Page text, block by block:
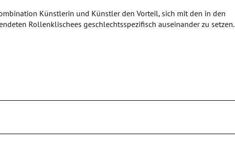
Künstlerin und Künstler den Vorteil, sich mit den in den
Rollenklischees geschlechtsspezifisch auseinander zu setzen.